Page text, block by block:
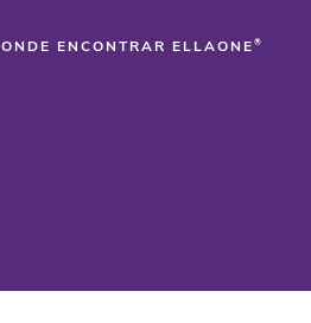
ONDE ENCONTRAR ELLAONE ®